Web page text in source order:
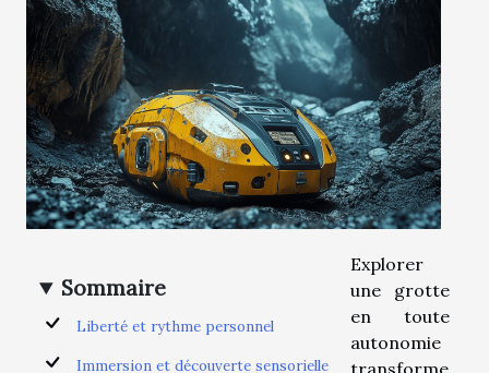
Sommaire
Liberté et rythme personnel
Immersion et découverte sensorielle
Explorer
une grotte
en toute
autonomie